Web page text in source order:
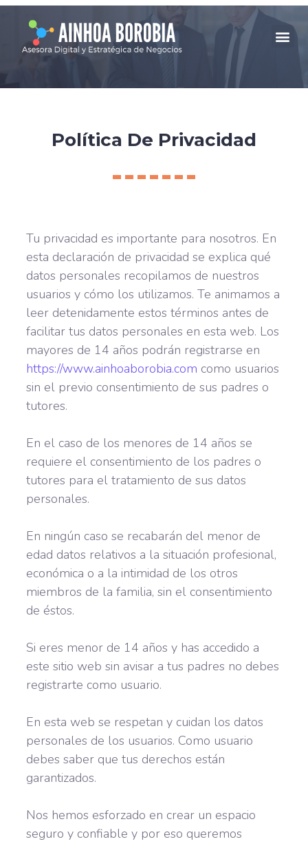
Política De Privacidad
Tu privacidad es importante para nosotros. En
esta declaración de privacidad se explica qué
datos personales recopilamos de nuestros
usuarios y cómo los utilizamos. Te animamos a
leer detenidamente estos términos antes de
facilitar tus datos personales en esta web. Los
mayores de 14 años podrán registrarse en
https://www.ainhoaborobia.com como usuarios
sin el previo consentimiento de sus padres o
tutores.
En el caso de los menores de 14 años se
requiere el consentimiento de los padres o
tutores para el tratamiento de sus datos
personales.
En ningún caso se recabarán del menor de
edad datos relativos a la situación profesional,
económica o a la intimidad de los otros
miembros de la familia, sin el consentimiento
de éstos.
Si eres menor de 14 años y has accedido a
este sitio web sin avisar a tus padres no debes
registrarte como usuario.
En esta web se respetan y cuidan los datos
personales de los usuarios. Como usuario
debes saber que tus derechos están
garantizados.
Nos hemos esforzado en crear un espacio
seguro y confiable y por eso queremos